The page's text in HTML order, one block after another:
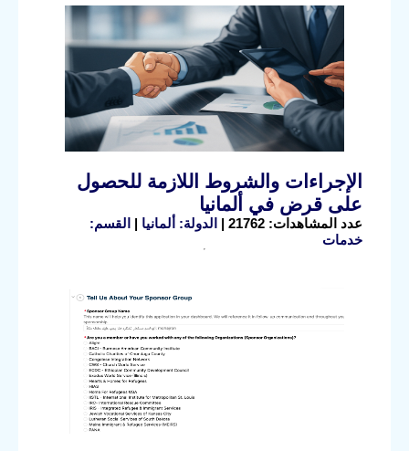
الإجراءات والشروط اللازمة للحصول
على قرض في ألمانيا
عدد المشاهدات: 21762 | الدولة: ألمانيا | القسم:
خدمات